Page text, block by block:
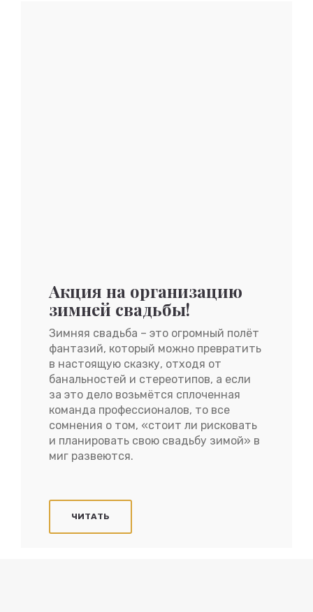
Акция на организацию
зимней свадьбы!
Зимняя свадьба – это огромный полёт
фантазий, который можно превратить
в настоящую сказку, отходя от
банальностей и стереотипов, а если
за это дело возьмётся сплоченная
команда профессионалов, то все
сомнения о том, «стоит ли рисковать
и планировать свою свадьбу зимой» в
миг развеются.
ЧИТАТЬ